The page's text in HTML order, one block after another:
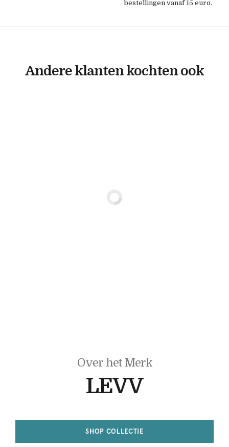
bestellingen vanaf 15 euro.
Andere klanten kochten ook
Over het Merk
LEVV
SHOP COLLECTIE